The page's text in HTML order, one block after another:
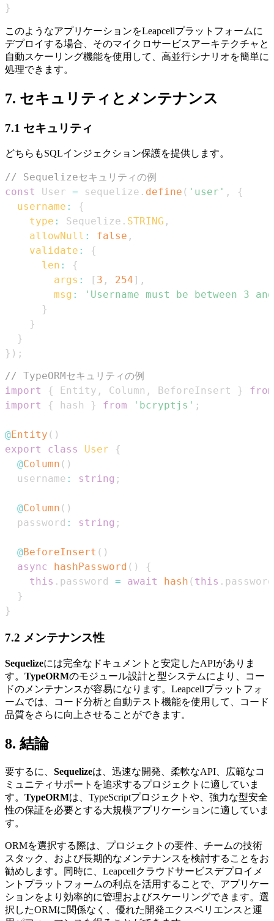
}
このようなアプリケーションをLeapcellプラットフォームに
デプロイする場合、そのマイクロサービスアーキテクチャと
自動スケーリング機能を使用して、高並行シナリオを簡単に
処理できます。
7. セキュリティとメンテナンス
7.1 セキュリティ
どちらもSQLインジェクション保護を提供します。
// Sequelizeセキュリティの例
const
User = sequelize . define ( 'user' ,
{
username :
{
type : Sequelize . STRING ,
allowNull : false ,
validate :
{
len :
{
args : [ 3 , 254 ] ,
msg :
'Username must be between 3
}
}
}
} ) ;
// TypeORMセキュリティの例
import
{ Entity , Column , BeforeInsert }
from
import
{ hash } from 'bcryptjs' ;
@Entity ( )
export
class User
{
@Column ( )
  username
: string ;
@Column ( )
  password
: string ;
@BeforeInsert ( )
async
hashPassword ( )
{
this . password = await hash ( this . password
}
}
7.2 メンテナンス性
Sequelizeには完全なドキュメントと安定したAPIがありま
す。 TypeORMのモジュール設計と型システムにより、コー
ドのメンテナンスが容易になります。Leapcellプラットフォ
ームでは、コード分析と自動テスト機能を使用して、コード
品質をさらに向上させることができます。
8. 結論
要するに、 Sequelizeは、迅速な開発、柔軟なAPI、広範なコ
ミュニティサポートを追求するプロジェクトに適していま
す。 TypeORMは、TypeScriptプロジェクトや、強力な型安全
性の保証を必要とする大規模アプリケーションに適していま
す。
ORMを選択する際は、プロジェクトの要件、チームの技術
スタック、および長期的なメンテナンスを検討することをお
勧めします。同時に、Leapcellクラウドサービスデプロイメ
ントプラットフォームの利点を活用することで、アプリケー
ションをより効率的に管理およびスケーリングできます。選
択したORMに関係なく、優れた開発エクスペリエンスと運